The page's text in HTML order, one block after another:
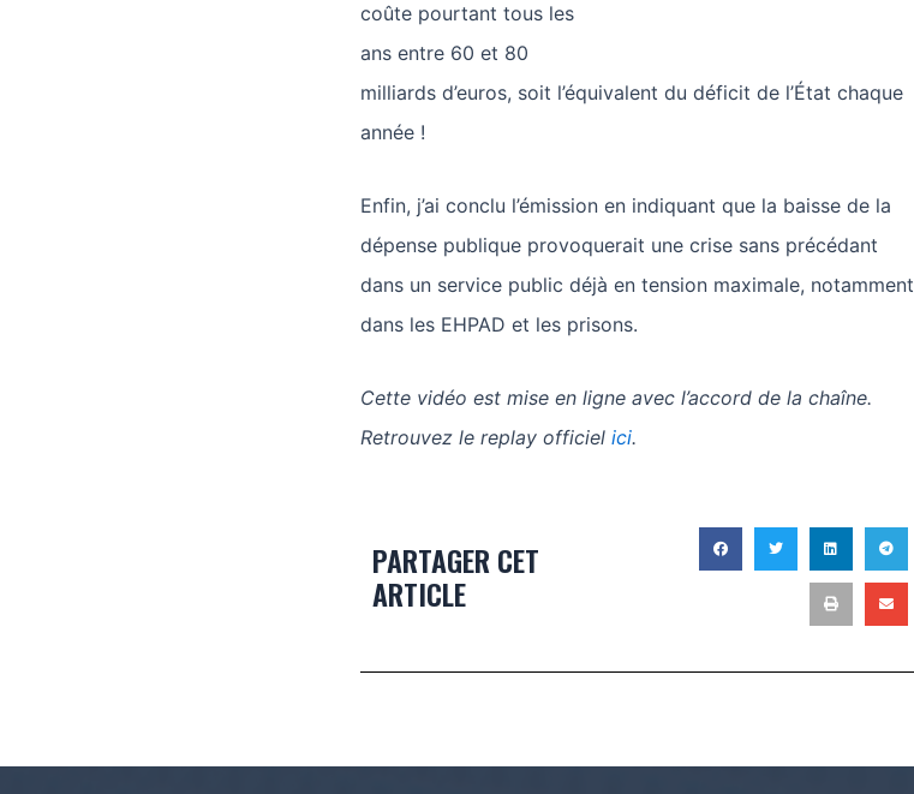
coûte pourtant tous les
ans entre 60 et 80
milliards d’euros, soit l’équivalent du déficit de l’État chaque
année !
Enfin, j’ai conclu l’émission en indiquant que la baisse de la
dépense publique provoquerait une crise sans précédant
dans un service public déjà en tension maximale, notamment
dans les EHPAD et les prisons.
Cette vidéo est mise en ligne avec l’accord de la chaîne.
Retrouvez le replay officiel ici.
PARTAGER CET
ARTICLE